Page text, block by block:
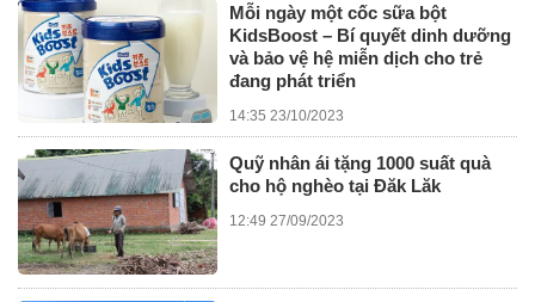
Mỗi ngày một cốc sữa bột
KidsBoost – Bí quyết dinh dưỡng
và bảo vệ hệ miễn dịch cho trẻ
đang phát triển
14:35 23/10/2023
Quỹ nhân ái tặng 1000 suất quà
cho hộ nghèo tại Đăk Lăk
12:49 27/09/2023